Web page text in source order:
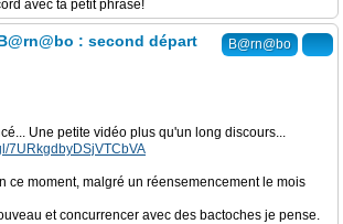
avec ta petit phrase!
B@rn@bo
: second départ
Une petite vidéo plus qu'un long discours...
7URkgdbyDSjVTCbVA
ce moment, malgré un réensemencement le mois
et concurrencer avec des bactoches je pense.